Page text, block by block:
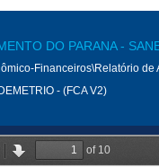
DO PARANA -
Financeiros\Relatório de
- (FCA V2)